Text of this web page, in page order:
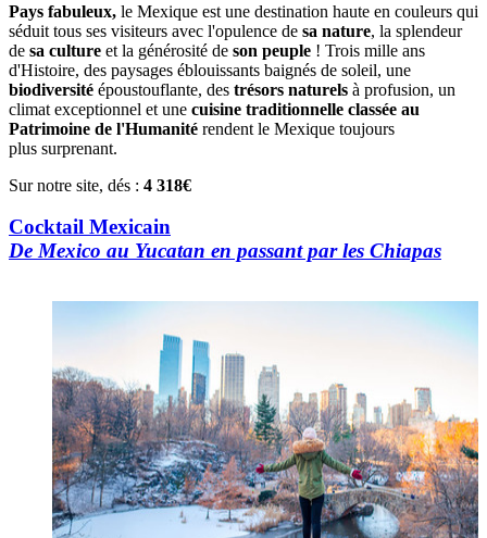
Pays fabuleux, le Mexique est une destination haute en couleurs qui
séduit tous ses visiteurs avec l'opulence de sa nature, la splendeur
de sa culture et la générosité de son peuple ! Trois mille ans
d'Histoire, des paysages éblouissants baignés de soleil, une
biodiversité époustouflante, des trésors naturels à profusion, un
climat exceptionnel et une cuisine traditionnelle classée au
Patrimoine de l'Humanité rendent le Mexique toujours
plus surprenant.
Sur notre site, dés : 4 318€
Cocktail Mexicain
De Mexico au Yucatan en passant par les Chiapas